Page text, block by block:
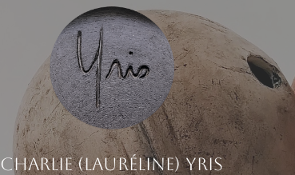
Charlie (Lauréline) Yris